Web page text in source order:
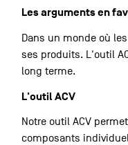
Les arguments en
Dans un monde où
ses produits. L'outil
long terme.
L'outil ACV
Notre outil ACV
composants